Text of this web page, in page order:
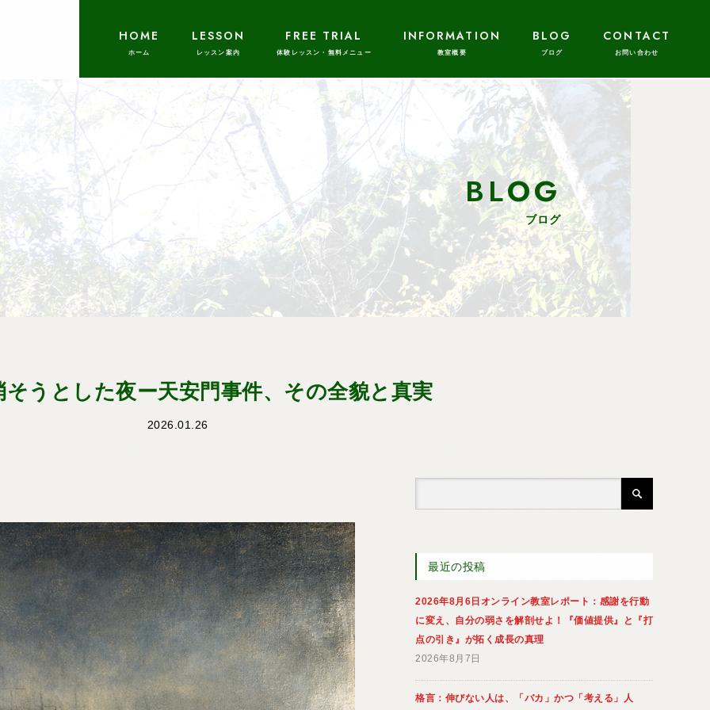
HOME LESSON FREE TRIAL INFORMATION BLOG CONTACT
BLOG
ブログ
そうとした夜ー天安門事件、その全貌と真実
2026.01.26
最近の投稿
2026年8月6日オンライン教室レポート：感謝を行動
に変え、自分の弱さを解剖せよ！『価値提供』と『打
点の引き』が拓く成長の真理
2026年8月7日
格言：伸びない人は、「バカ」かつ「考える」人